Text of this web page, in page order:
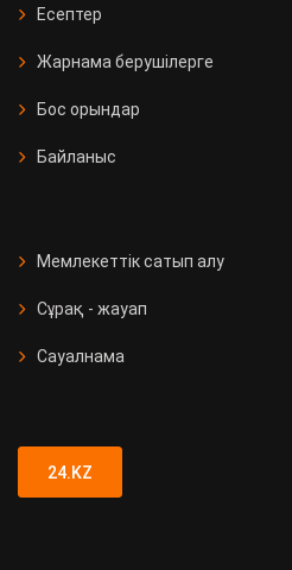
Есептер
Жарнама берушілерге
Бос орындар
Байланыс
Мемлекеттік сатып алу
Сұрақ - жауап
Сауалнама
24.KZ